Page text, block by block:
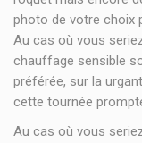
photo de votre choix
Au cas où vous
chauffage sensible
préférée, sur la
cette tournée
Au cas où vous